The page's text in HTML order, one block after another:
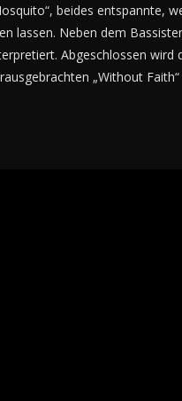
beides entspannte,
lassen. Neben dem
Abgeschlossen
„Without